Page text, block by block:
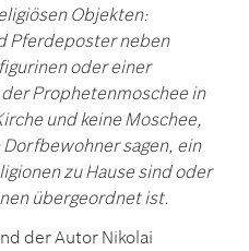
Objekten:
Pferdeposter neben
oder einer
Prophetenmoschee in
und keine Moschee,
Dorfbewohner sagen, ein
zu Hause sind oder
übergeordnet ist.
der Autor Nikolai